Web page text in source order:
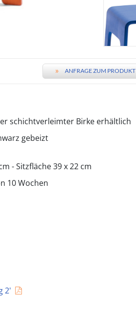
» ANFRAGE ZUM PRODUKT
schichtverleimter Birke erhältlich
gebeizt
- Sitzfläche 39 x 22 cm
10 Wochen
2'